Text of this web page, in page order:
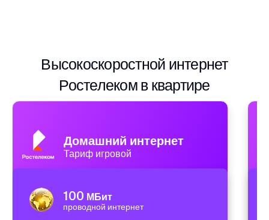
Высокоскоростной интернет
Ростелеком в квартире
Домашний интернет
Тариф игровой
100 МБит
проводной интернет